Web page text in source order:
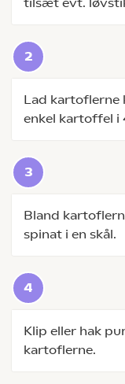
Lad kartoflerne
enkel kartoffel i
Bland
spinat i en skål.
Klip eller hak
kartoflerne.